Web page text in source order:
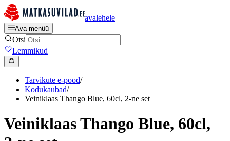
avalehele
Ava menüü
Otsi
Lemmikud
Tarvikute e-pood/
Kodukaubad/
Veiniklaas Thango Blue, 60cl, 2-ne set
Veiniklaas Thango Blue, 60cl,